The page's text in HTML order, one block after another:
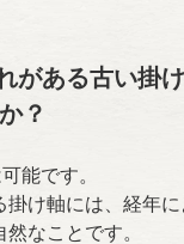
がある古い掛
？
能です。
掛け軸には、経年
なことです。